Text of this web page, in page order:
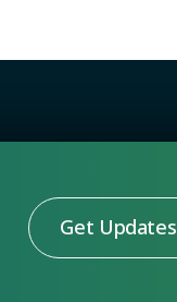
Get Updates